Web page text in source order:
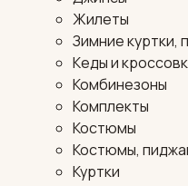
Жилеты
Зимние куртки,
Кеды и
Комбинезоны
Комплекты
Костюмы
Костюмы,
Куртки